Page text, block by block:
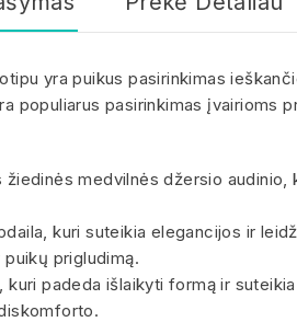
yra puikus pasirinkimas
populiarus pasirinkimas įvairioms
medvilnės džersio
kuri suteikia elegancijos ir
prigludimą.
padeda išlaikyti formą ir